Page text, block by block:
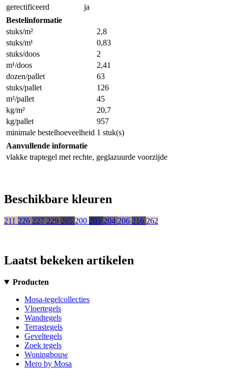
gerectificeerd
ja
Bestelinformatie
stuks/m²
2,8
stuks/m¹
0,83
stuks/doos
2
m¹/doos
2,41
dozen/pallet
63
stuks/pallet
126
m²/pallet
45
kg/m²
20,7
kg/pallet
957
minimale bestelhoeveelheid 1 stuk(s)
Aanvullende informatie
vlakke traptegel met rechte, geglazuurde voorzijde
Beschikbare kleuren
211 226 227 229 265 200 203 204 206 216 262
Laatst bekeken artikelen
Producten
Mosa-tegelcollecties
Vloertegels
Wandtegels
Terrastegels
Geveltegels
Zoek tegels
Woningbouw
Mero by Mosa